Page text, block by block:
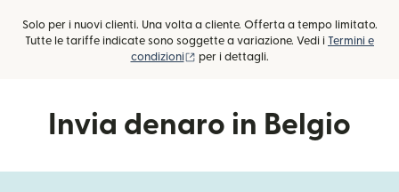
Solo per i nuovi clienti. Una volta a cliente. Offerta a tempo limitato.
Tutte le tariffe indicate sono soggette a variazione. Vedi i Termini e
condizioni
(si apre in una nuova finestra)
per i dettagli.
Invia denaro in Belgio